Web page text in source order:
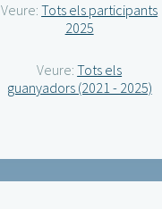
Veure:Tots els participants
2025
Veure:Tots els
guanyadors (2021 - 2025)